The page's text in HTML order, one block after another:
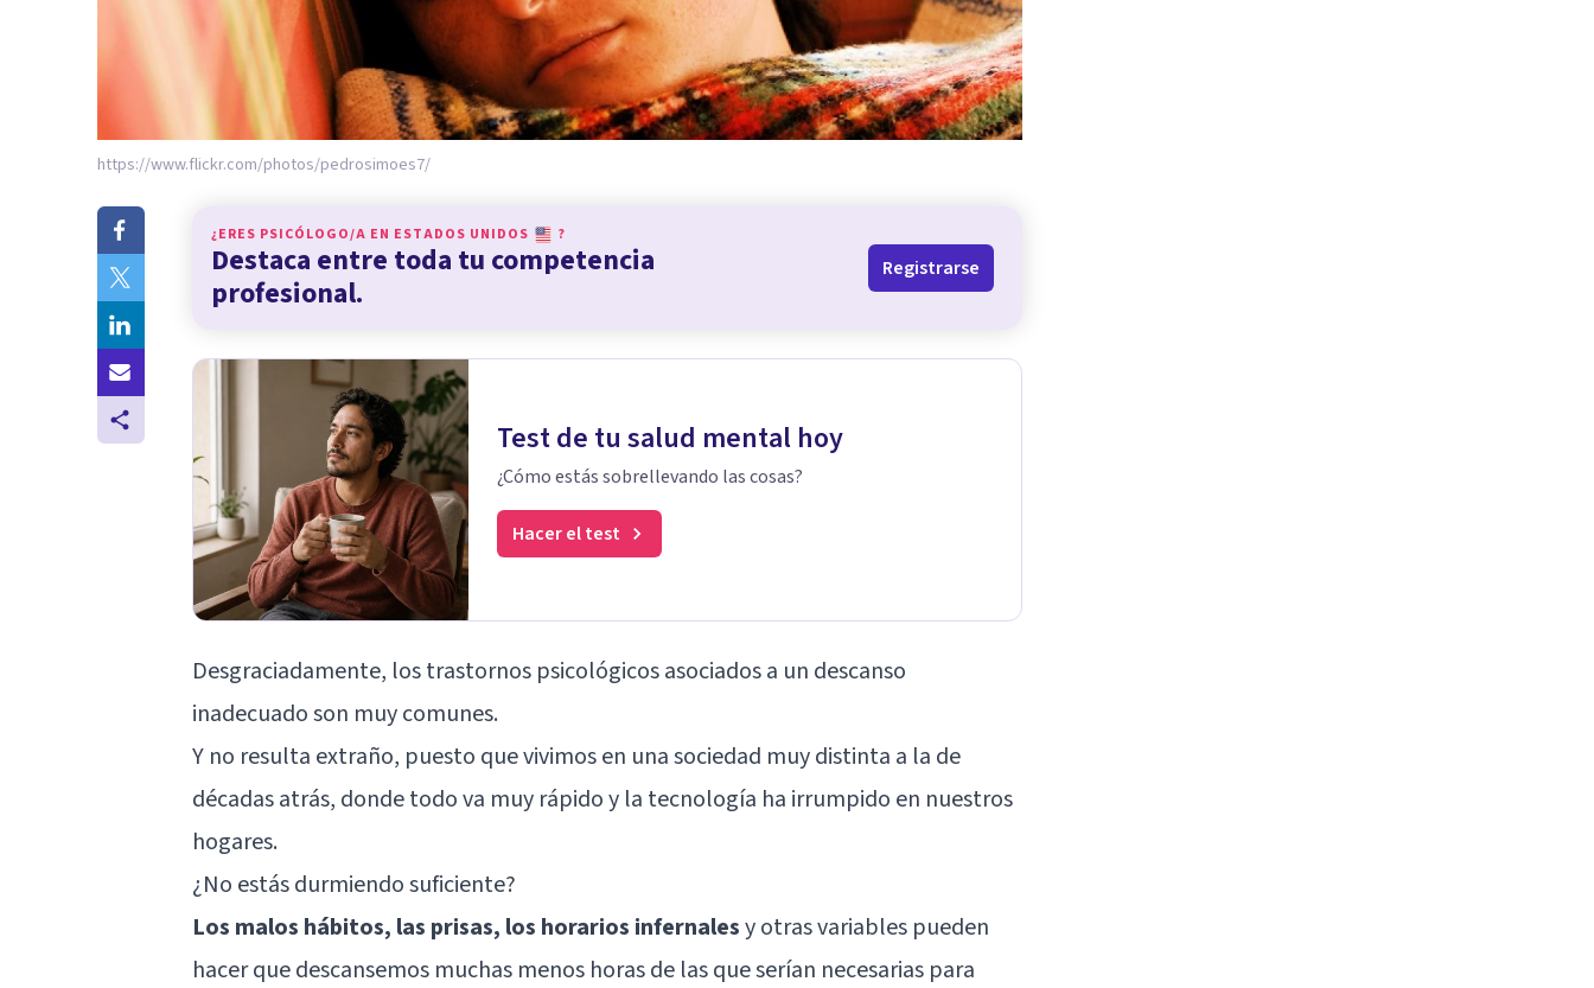
https://www.flickr.com/photos/pedrosimoes7/
¿ERES PSICÓLOGO/A EN ESTADOS UNIDOS ?
Destaca entre toda tu competencia
profesional.
Registrarse
Test de tu salud mental hoy
¿Cómo estás sobrellevando las cosas?
Hacer el test
Desgraciadamente, lostrastornos psicológicos asociados a un descanso
inadecuado son muy comunes.
Y no resulta extraño, puesto que vivimos en una sociedad muy distinta a la de
décadas atrás, donde todo va muy rápido y la tecnología ha irrumpido en nuestros
hogares.
¿No estás durmiendo suficiente?
Los malos hábitos, las prisas, los horarios infernalesy otras variables pueden
hacer que descansemos muchas menos horas de las que serían necesarias para